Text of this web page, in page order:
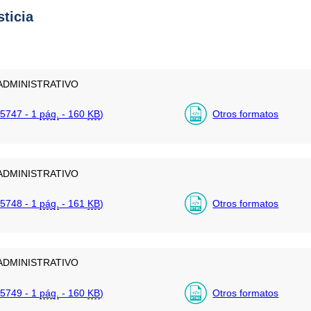
- 1 pág. - 160 KB) Otros formatos
- 1 pág. - 161 KB) Otros formatos
- 1 pág. - 160 KB) Otros formatos